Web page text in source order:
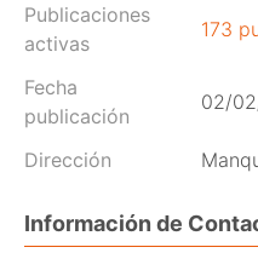
Publicaciones
activas
173
Fecha
publicación
02/
Dirección
Información de